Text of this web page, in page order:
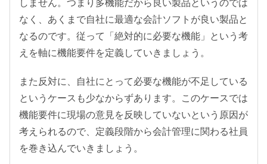
しません。つまり多機能だから良い製品というのでは
なく、あくまで自社に最適な会計ソフトが良い製品と
なるのです。従って「絶対的に必要な機能」という考
えを軸に機能要件を定義していきましょう。
また反対に、自社にとって必要な機能が不足している
というケースも少なからずあります。このケースでは
機能要件に現場の意見を反映していないという原因が
考えられるので、定義段階から会計管理に関わる社員
を巻き込んでいきましょう。